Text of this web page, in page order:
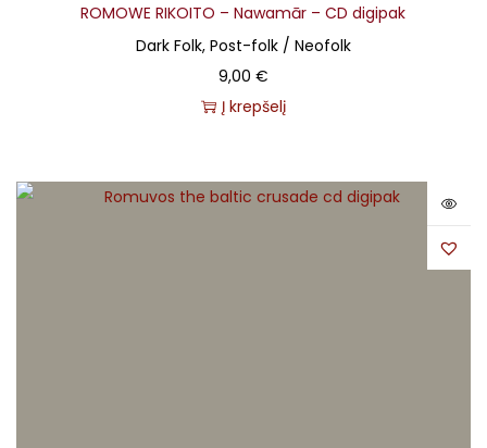
ROMOWE RIKOITO – Nawamār – CD digipak
Dark Folk, Post-folk / Neofolk
9,00 €
Į krepšelį